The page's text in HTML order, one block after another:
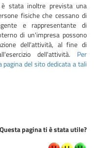
stata inoltre prevista una
fisiche che cessano di
e rappresentante di
di un'impresa possono
dell'attività, al fine di
dell'attività. Per
del sito dedicata a tali
Questa pagina ti è stata utile?